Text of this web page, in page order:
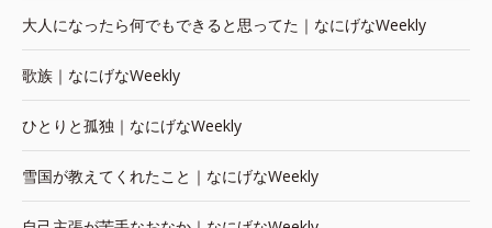
大人になったら何でもできると思ってた｜なにげなWeekly
歌族｜なにげなWeekly
ひとりと孤独｜なにげなWeekly
雪国が教えてくれたこと｜なにげなWeekly